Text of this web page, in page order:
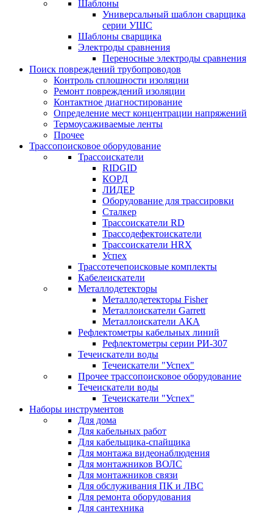
Шаблоны
Универсальный шаблон сварщика
серии УШС
Шаблоны сварщика
Электроды сравнения
Переносные электроды сравнения
Поиск повреждений трубопроводов
Контроль сплошности изоляции
Ремонт повреждений изоляции
Контактное диагностирование
Определение мест концентрации напряжений
Термоусаживаемые ленты
Прочее
Трассопоисковое оборудование
Трассоискатели
RIDGID
КОРД
ЛИДЕР
Оборудование для трассировки
Сталкер
Трасcоискатели RD
Трассодефектоискатели
Трассоискатели HRX
Успех
Трассотечепоисковые комплекты
Кабелеискатели
Металлодетекторы
Металлодетекторы Fisher
Металлоискатели Garrett
Металлоискатели АКА
Рефлектометры кабельных линий
Рефлектометры серии РИ-307
Течеискатели воды
Течеискатели "Успех"
Прочее трассопоисковое оборудование
Течеискатели воды
Течеискатели "Успех"
Наборы инструментов
Для дома
Для кабельных работ
Для кабельщика-спайщика
Для монтажа видеонаблюдения
Для монтажников ВОЛС
Для монтажников связи
Для обслуживания ПК и ЛВС
Для ремонта оборудования
Для сантехника